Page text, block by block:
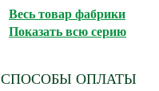
Весь товар фабрики
Показать всю серию
СПОСОБЫ ОПЛАТЫ